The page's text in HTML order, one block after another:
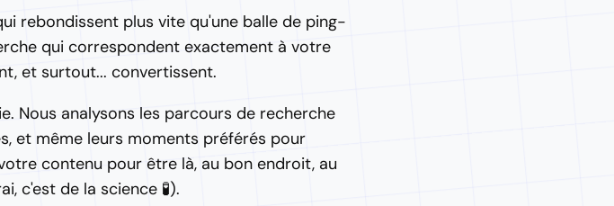
rebondissent plus vite qu'une balle de ping-
qui correspondent exactement à votre
et surtout... convertissent.
Nous analysons les parcours de recherche
et même leurs moments préférés pour
contenu pour être là, au bon endroit, au
c'est de la science 🧪).